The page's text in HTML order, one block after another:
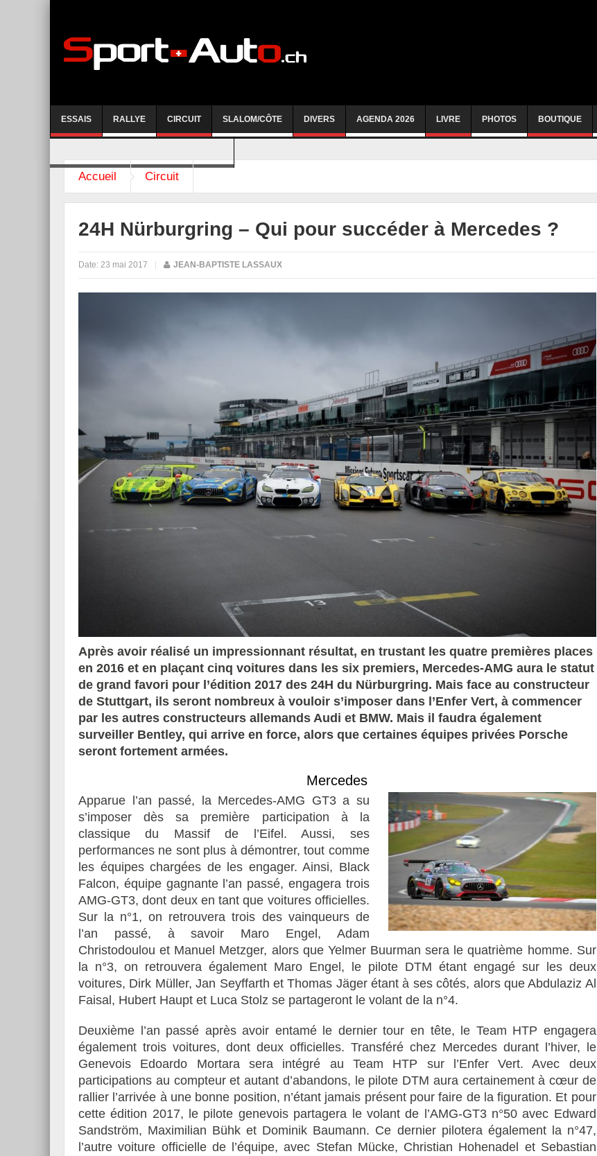
ESSAIS RALLYE CIRCUIT SLALOM/CÔTE DIVERS AGENDA 2026 LIVRE PHOTOS BOUTIQUE
Accueil Circuit
24H Nürburgring – Qui pour succéder à Mercedes ?
Date: 23 mai 2017 JEAN-BAPTISTE LASSAUX
Après avoir réalisé un impressionnant résultat, en trustant les quatre premières places
en 2016 et en plaçant cinq voitures dans les six premiers, Mercedes-AMG aura le statut
de grand favori pour l’édition 2017 des 24H du Nürburgring. Mais face au constructeur
de Stuttgart, ils seront nombreux à vouloir s’imposer dans l’Enfer Vert, à commencer
par les autres constructeurs allemands Audi et BMW. Mais il faudra également
surveiller Bentley, qui arrive en force, alors que certaines équipes privées Porsche
seront fortement armées.
Mercedes
Apparue l’an passé, la Mercedes-AMG GT3 a su
s’imposer dès sa première participation à la
classique du Massif de l’Eifel. Aussi, ses
performances ne sont plus à démontrer, tout comme
les équipes chargées de les engager. Ainsi, Black
Falcon, équipe gagnante l’an passé, engagera trois
AMG-GT3, dont deux en tant que voitures officielles.
Sur la n°1, on retrouvera trois des vainqueurs de
l’an passé, à savoir Maro Engel, Adam
Christodoulou et Manuel Metzger, alors que Yelmer Buurman sera le quatrième homme. Sur
la n°3, on retrouvera également Maro Engel, le pilote DTM étant engagé sur les deux
voitures, Dirk Müller, Jan Seyffarth et Thomas Jäger étant à ses côtés, alors que Abdulaziz Al
Faisal, Hubert Haupt et Luca Stolz se partageront le volant de la n°4.
Deuxième l’an passé après avoir entamé le dernier tour en tête, le Team HTP engagera
également trois voitures, dont deux officielles. Transféré chez Mercedes durant l’hiver, le
Genevois Edoardo Mortara sera intégré au Team HTP sur l’Enfer Vert. Avec deux
participations au compteur et autant d’abandons, le pilote DTM aura certainement à cœur de
rallier l’arrivée à une bonne position, n’étant jamais présent pour faire de la figuration. Et pour
cette édition 2017, le pilote genevois partagera le volant de l’AMG-GT3 n°50 avec Edward
Sandström, Maximilian Bühk et Dominik Baumann. Ce dernier pilotera également la n°47,
l’autre voiture officielle de l’équipe, avec Stefan Mücke, Christian Hohenadel et Sebastian
Essai – Morgan Supersport